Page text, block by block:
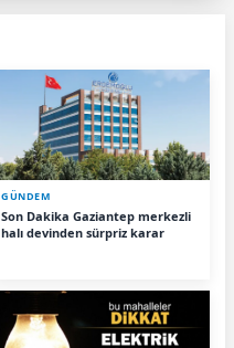
GÜNDEM
Son Dakika Gaziantep merkezli
halı devinden sürpriz karar